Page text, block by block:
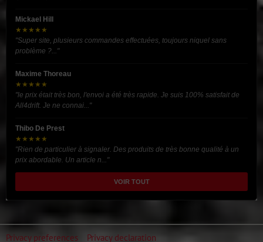
Mickael Hill
★★★★★
"Super site, plusieurs commandes effectuées, toujours niquel sans
problème ?..."
Maxime Thoreau
★★★★★
"le prix était très bon, l'envoi a été très rapide. Je suis 100% satisfait de
All4drift. Je ne connai..."
Thibo De Prest
★★★★★
"Rien de particulier à signaler. Des produits de très bonne qualité à un
prix abordable. Un article n..."
VOIR TOUT
Privacy preferences Privacy declaration